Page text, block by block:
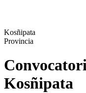
Kosñipata
Provincia
Kosñipata